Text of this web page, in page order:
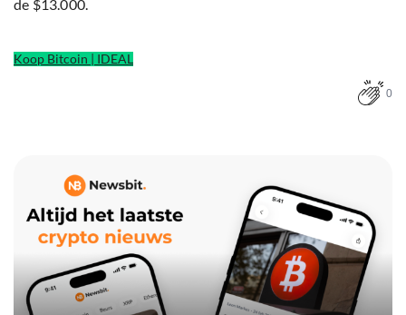
de $13.000.
Koop Bitcoin | IDEAL
0